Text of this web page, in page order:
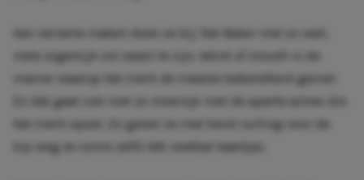
Aan reclame maken doen ze bij Ted Baker niet zo veel,
niets eigenlijk om exact te zijn. Word of mouth is de
manier waarop het merk de meeste bekendheid geniet.
En dat gaat ook niet zo moeilijk met de aparte acties die
het merk opzet. Zo geven ze met kerst vulling voor de
kip weg en soms zelfs WK voetbal kaartjes.